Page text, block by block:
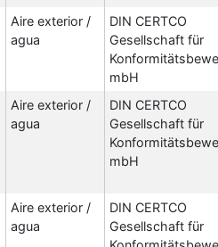
Aire exterior /
agua
DIN CERTCO
Gesellschaft für
mbH
Aire exterior /
agua
DIN CERTCO
Gesellschaft für
mbH
Aire exterior /
agua
DIN CERTCO
Gesellschaft für